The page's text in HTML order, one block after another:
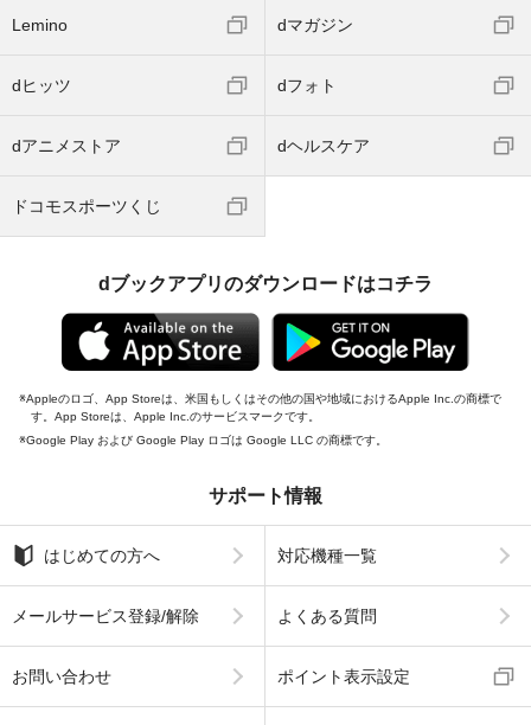
Lemino dマガジン
dヒッツ dフォト
dアニメストア dヘルスケア
ドコモスポーツくじ
dブックアプリのダウンロードはコチラ
Appleのロゴ、App Storeは、米国もしくはその他の国や地域におけるApple Inc.の商標で
す。App Storeは、Apple Inc.のサービスマークです。
Google Play および Google Play ロゴは Google LLC の商標です。
サポート情報
はじめての方へ 対応機種一覧
メールサービス登録/解除 よくある質問
お問い合わせ ポイント表示設定